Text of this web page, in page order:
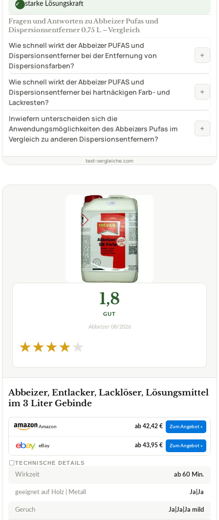
✓ starke Lösungskraft
Fragen und Antworten zu Abbeizer Pufas und
Dispersionsentferner 0,75 L – Vergleich
Wie schnell wirkt der Abbeizer PUFAS und
Dispersionsentferner bei der Entfernung von
Dispersionsfarben?
+
Wie schnell wirkt der Abbeizer PUFAS und
Dispersionsentferner bei hartnäckigen Farb- und
Lackresten?
+
Inwiefern unterscheiden sich die
Anwendungsmöglichkeiten des Abbeizers Pufas im
Vergleich zu anderen Dispersionsentfernern?
+
test-vergleiche.com
1,8
GUT
Abbeizer 08/2026
★★★★★
Abbeizer, Entlacker, Lacklöser, Lösungsmittel
im 3 Liter Gebinde
Amazon ab 42,42 € Zum Angebot »
eBay ab 43,95 € Zum Angebot »
TECHNISCHE DETAILS
Wirkzeit ab 60 Min.
geeignet auf Holz | Metall Ja|Ja
Geruch Ja|Ja|Ja mild